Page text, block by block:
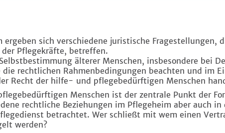
sich verschiedene juristische Fragestellungen,
der Pflegekräfte, betreffen.
älterer Menschen, insbesondere bei
rechtlichen Rahmenbedingungen beachten und im
Recht der hilfe- und pflegebedürftigen Menschen
Menschen ist der zentrale Punkt der
rechtliche Beziehungen im Pflegeheim aber auch in
betrachtet. Wer schließt mit wem einen
werden?